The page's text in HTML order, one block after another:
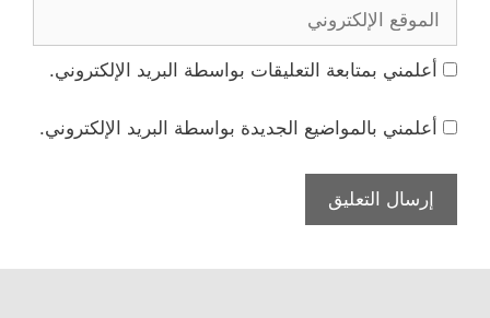
الإلكتروني
أعلمني بمتابعة التعليقات بواسطة البريد الإلكتروني.
أعلمني بالمواضيع الجديدة بواسطة البريد الإلكتروني.